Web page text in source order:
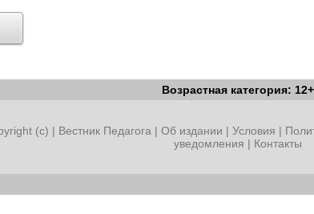
Возрастная категория: 12+
(c) | Вестник Педагога | Об издании | Условия |
уведомления | Контакты